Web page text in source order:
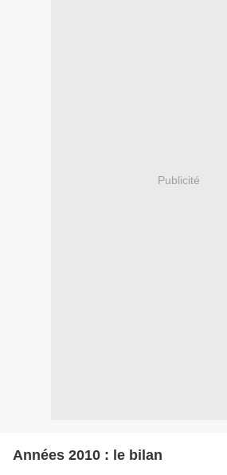
Publicité
Années 2010 : le bilan